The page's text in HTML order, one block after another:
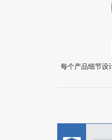
每个产品细节设